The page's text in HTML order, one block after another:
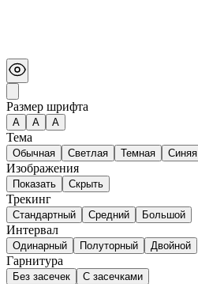
Размер шрифта
А A A
Тема
Обычная Светлая Темная Синяя
Изображения
Показать Скрыть
Трекинг
Стандартный Средний Большой
Интервал
Одинарный Полуторный Двойной
Гарнитура
Без засечек
С засечками